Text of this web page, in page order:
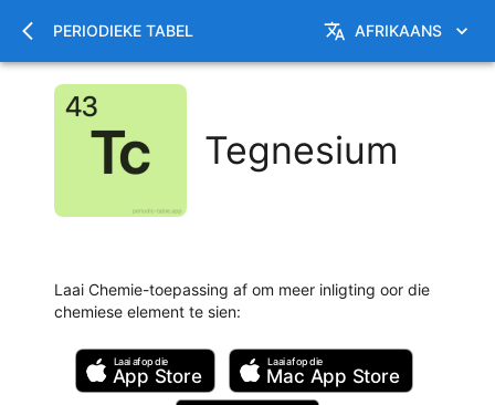
PERIODIEKE TABEL AFRIKAANS
Tegnesium
Laai Chemie-toepassing af om meer inligting oor die
chemiese element te sien:
Laai af op die
App Store
Laai af op die
Mac App Store